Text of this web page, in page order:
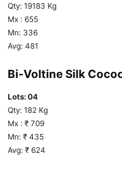
Qty: 19183 Kg
Mx : 655
Mn: 336
Avg: 481
Bi-Voltine Silk
Lots: 04
Qty: 182 Kg
Mx : ₹ 709
Mn: ₹ 435
Avg: ₹ 624